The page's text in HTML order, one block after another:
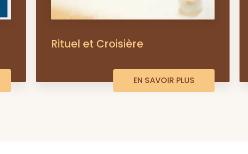
Rituel et Croisière
EN SAVOIR PLUS